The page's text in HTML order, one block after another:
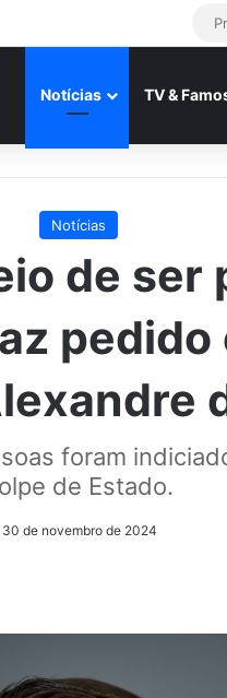
Notícias TV &
Notícias
de ser
pedido
foram
de Estado.
30 de novembro de 2024